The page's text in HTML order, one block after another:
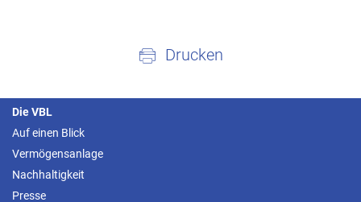
Drucken
Die VBL
Auf einen Blick
Vermögensanlage
Nachhaltigkeit
Presse